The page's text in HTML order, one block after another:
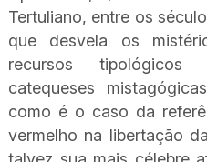
Tertuliano, entre os
que desvela os
recursos
catequeses
como é o caso da
vermelho na libertação